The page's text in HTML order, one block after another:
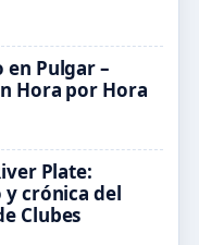
en Pulgar –
Hora por Hora
Plate:
crónica del
Clubes